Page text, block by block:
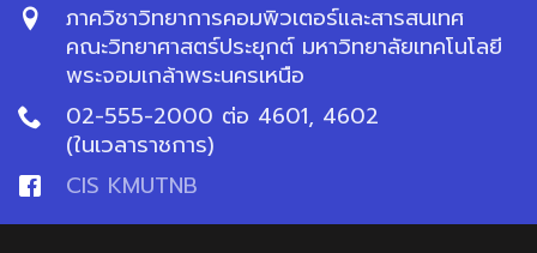
ภาควิชาวิทยาการคอมพิวเตอร์และสารสนเทศ
คณะวิทยาศาสตร์ประยุกต์ มหาวิทยาลัยเทคโนโลยี
พระจอมเกล้าพระนครเหนือ
02-555-2000 ต่อ 4601, 4602
(ในเวลาราชการ)
CIS KMUTNB